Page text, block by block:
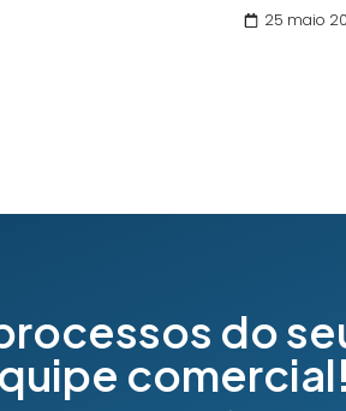
25 maio
do
comercial!